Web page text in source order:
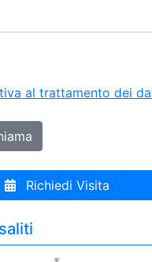
al trattamento dei
Richiedi Visita